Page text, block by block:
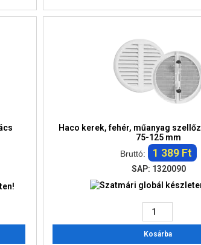
Haco kerek, fehér, műanyag
75-125 mm
Bruttó:
1 389 Ft
SAP: 1320090
Kosárba